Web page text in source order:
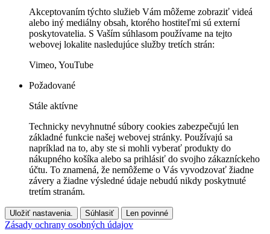
Akceptovaním týchto služieb Vám môžeme zobraziť videá
alebo iný mediálny obsah, ktorého hostiteľmi sú externí
poskytovatelia. S Vaším súhlasom používame na tejto
webovej lokalite nasledujúce služby tretích strán:
Vimeo, YouTube
Požadované
Stále aktívne
Technicky nevyhnutné súbory cookies zabezpečujú len
základné funkcie našej webovej stránky. Používajú sa
napríklad na to, aby ste si mohli vyberať produkty do
nákupného košíka alebo sa prihlásiť do svojho zákazníckeho
účtu. To znamená, že nemôžeme o Vás vyvodzovať žiadne
závery a žiadne výsledné údaje nebudú nikdy poskytnuté
tretím stranám.
Uložiť nastavenia. Súhlasiť Len povinné
Zásady ochrany osobných údajov